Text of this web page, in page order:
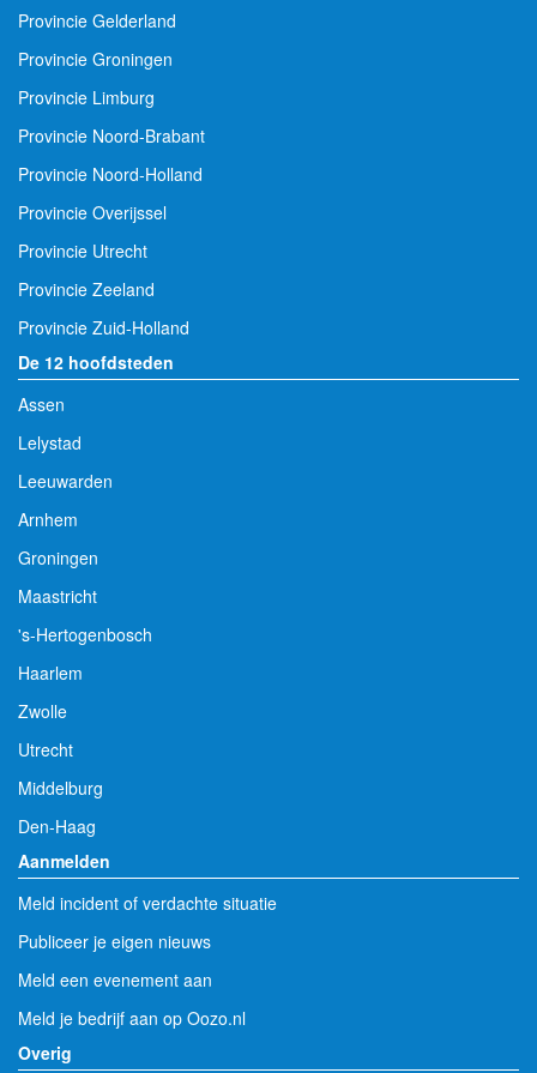
Provincie Gelderland
Provincie Groningen
Provincie Limburg
Provincie Noord-Brabant
Provincie Noord-Holland
Provincie Overijssel
Provincie Utrecht
Provincie Zeeland
Provincie Zuid-Holland
De 12 hoofdsteden
Assen
Lelystad
Leeuwarden
Arnhem
Groningen
Maastricht
's-Hertogenbosch
Haarlem
Zwolle
Utrecht
Middelburg
Den-Haag
Aanmelden
Meld incident of verdachte situatie
Publiceer je eigen nieuws
Meld een evenement aan
Meld je bedrijf aan op Oozo.nl
Overig